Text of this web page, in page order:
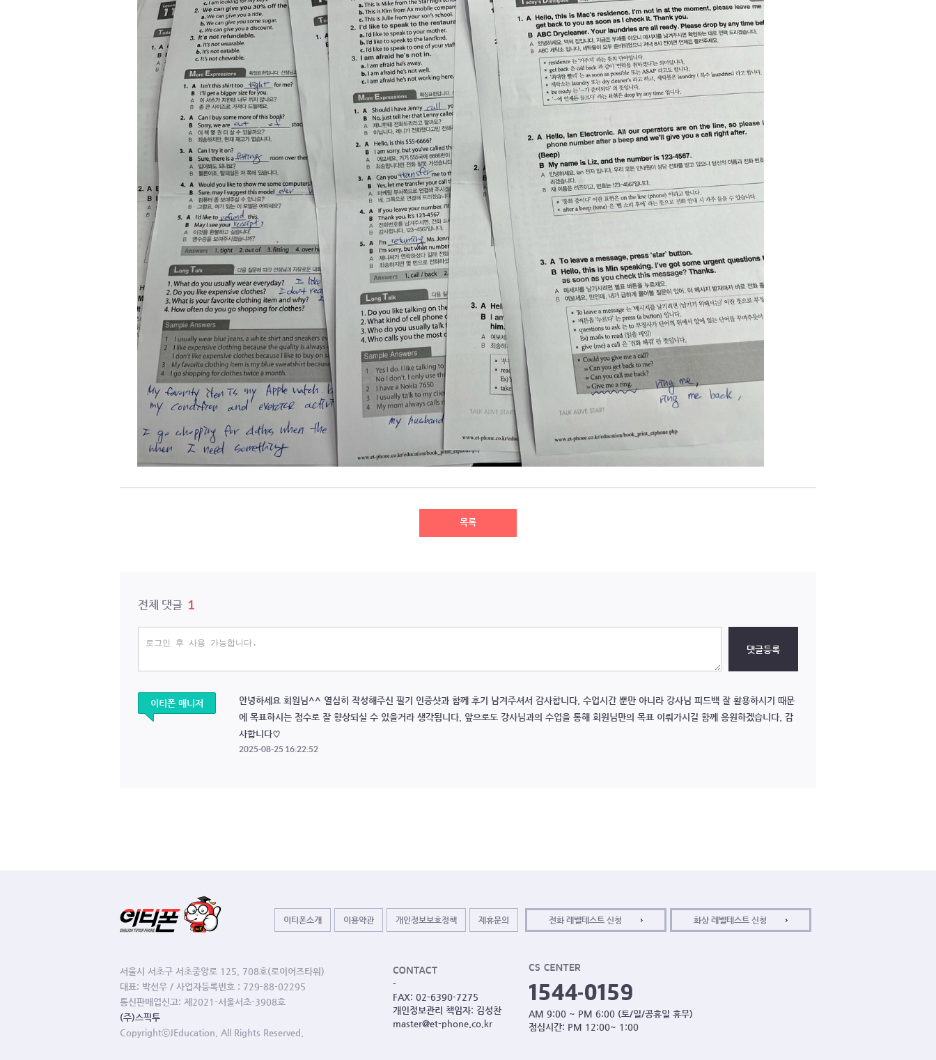
목록
전체 댓글 1
댓글등록
이티폰 매니저
안녕하세요 회원님^^ 열심히 작성해주신 필기 인증샷과 함께 후기 남겨주셔서 감사합니다. 수업시간 뿐만 아니라 강사님 피드백 잘 활용하시기 때문
에 목표하시는 점수로 잘 향상되실 수 있을거라 생각됩니다. 앞으로도 강사님과의 수업을 통해 회원님만의 목표 이뤄가시길 함께 응원하겠습니다. 감
사합니다♡
2025-08-25 16:22:52
이티폰소개 이용약관 개인정보보호정책 제휴문의 전화 레벨테스트 신청 화상 레벨테스트 신청
서울시 서초구 서초중앙로 125, 708호(로이어즈타워)
대표: 박선우 / 사업자등록번호 : 729-88-02295
통신판매업신고: 제2021-서울서초-3908호
(주)스픽투
CopyrightⓒJEducation. All Rights Reserved.
-
FAX: 02-6390-7275
개인정보관리 책임자: 김성찬
master@et-phone.co.kr
AM 9:00 ~ PM 6:00 (토/일/공휴일 휴무)
점심시간: PM 12:00~ 1:00